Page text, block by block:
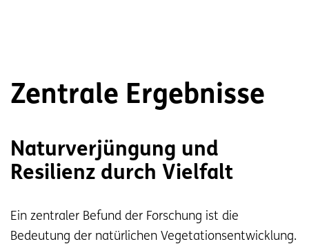
Zentrale Ergebnisse
Naturverjüngung und
Resilienz durch Vielfalt
Ein zentraler Befund der Forschung ist die
Bedeutung der natürlichen Vegetationsentwicklung.